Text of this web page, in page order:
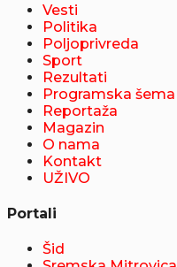
Vesti
Politika
Poljoprivreda
Sport
Rezultati
Programska šema
Reportaža
Magazin
O nama
Kontakt
UŽIVO
Portali
Šid